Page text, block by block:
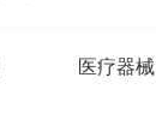
医疗器械